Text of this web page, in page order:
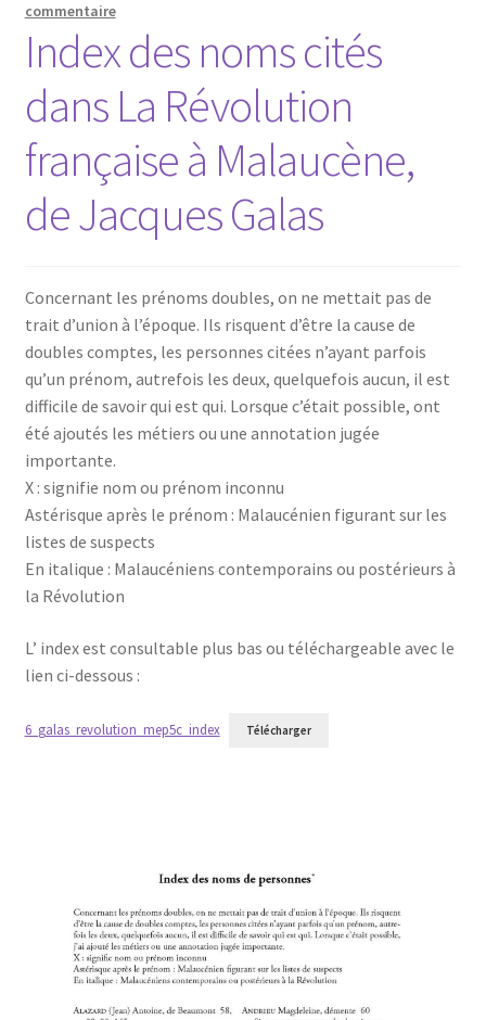
commentaire
Index des noms cités
dans La Révolution
française à Malaucène,
de Jacques Galas
Concernant les prénoms doubles, on ne mettait pas de
trait d’union à l’époque. Ils risquent d’être la cause de
doubles comptes, les personnes citées n’ayant parfois
qu’un prénom, autrefois les deux, quelquefois aucun, il est
difficile de savoir qui est qui. Lorsque c’était possible, ont
été ajoutés les métiers ou une annotation jugée
importante.
X : signifie nom ou prénom inconnu
Astérisque après le prénom : Malaucénien figurant sur les
listes de suspects
En italique : Malaucéniens contemporains ou postérieurs à
la Révolution
L’ index est consultable plus bas ou téléchargeable avec le
lien ci-dessous :
6_galas_revolution_mep5c_index Télécharger